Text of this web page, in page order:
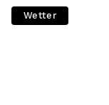
Wetter